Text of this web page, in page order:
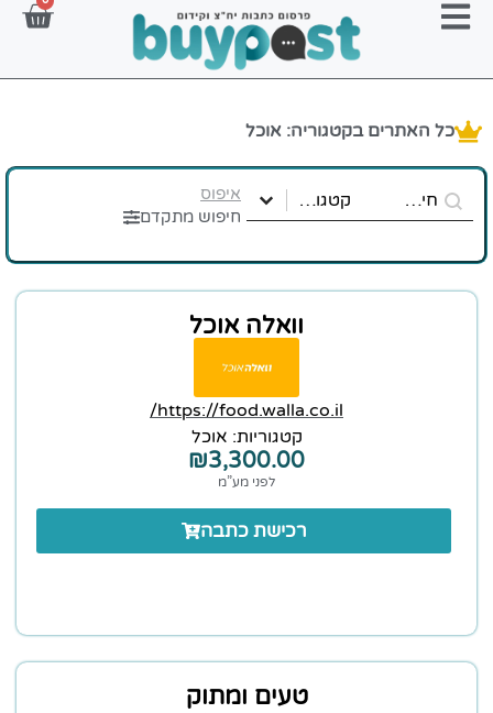
כל האתרים בקטגוריה: אוכל
website-name-search
Search content קטגוריות אתר
Select content
Select content
איפוס
חיפוש מתקדם
וואלה אוכל
https://food.walla.co.il/
קטגוריות: אוכל
₪3,300.00
לפני מע”מ
רכישת כתבה
טעים ומתוק